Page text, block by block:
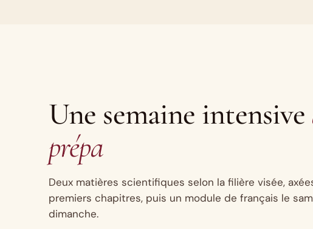
Une semaine intensive
prépa
Deux matières scientifiques selon la filière visée,
premiers chapitres, puis un module de français le
dimanche.